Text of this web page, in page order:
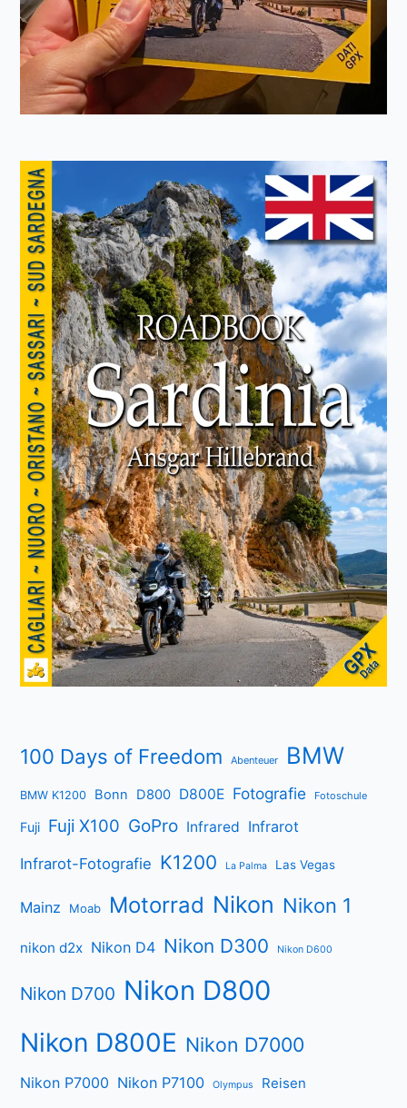
100 Days of Freedom Abenteuer BMW
BMW K1200 Bonn D800 D800E Fotografie Fotoschule
Fuji Fuji X100 GoPro Infrared Infrarot
Infrarot-Fotografie K1200 La Palma Las Vegas
Mainz Moab Motorrad Nikon Nikon 1
nikon d2x Nikon D4 Nikon D300 Nikon D600
Nikon D700 Nikon D800
Nikon D800E Nikon D7000
Nikon P7000 Nikon P7100 Olympus Reisen